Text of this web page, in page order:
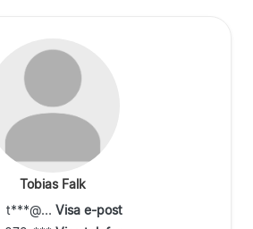
Tobias Falk
t***@... Visa e-post